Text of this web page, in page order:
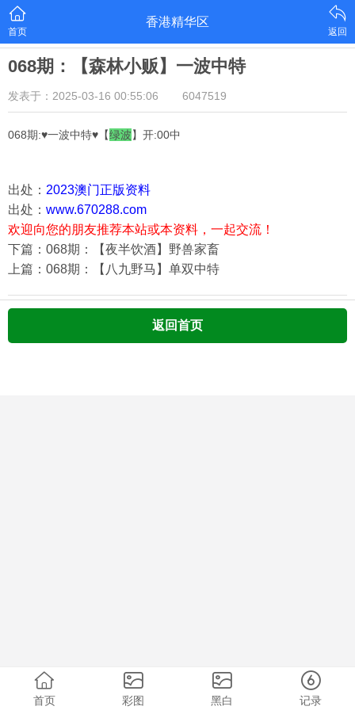
首页
香港精华区
返回
068期：【森林小贩】一波中特
发表于：2025-03-16 00:55:06 6047519
068期:♥一波中特♥【绿波】开:00中
出处： 2023澳门正版资料
出处： www.670288.com
欢迎向您的朋友推荐本站或本资料，一起交流！
下篇：068期：【夜半饮酒】野兽家畜
上篇：068期：【八九野马】单双中特
返回首页
首页 彩图 黑白 记录